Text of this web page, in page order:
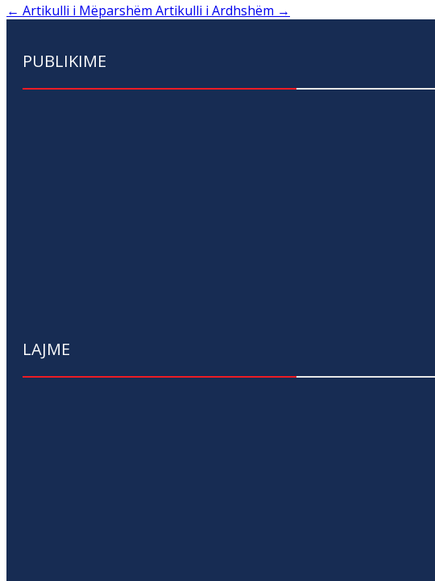
← Artikulli i Mëparshëm Artikulli i Ardhshëm →
PUBLIKIME
LAJME